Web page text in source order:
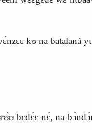
kʊ na batalaná
bɛdɛ́ɛ nɛ́, na